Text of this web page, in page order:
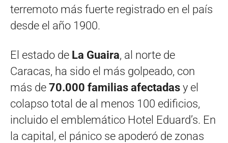
terremoto más fuerte registrado en el país
desde el año 1900.
El estado de La Guaira, al norte de
Caracas, ha sido el más golpeado, con
más de 70.000 familias afectadas y el
colapso total de al menos 100 edificios,
incluido el emblemático Hotel Eduard’s. En
la capital, el pánico se apoderó de zonas